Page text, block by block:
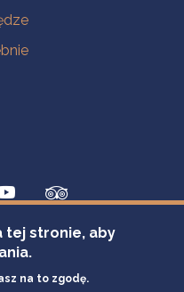
tej stronie, aby
na to zgodę.